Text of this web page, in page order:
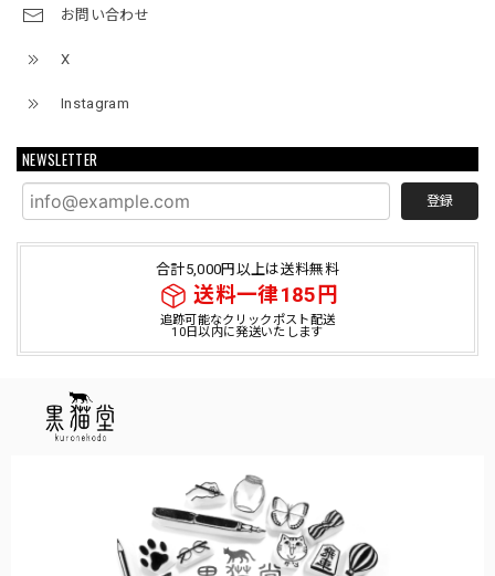
お問い合わせ
X
Instagram
NEWSLETTER
登録
合計5,000円以上は送料無料
送料一律185円
追跡可能なクリックポスト配送
10日以内に発送いたします